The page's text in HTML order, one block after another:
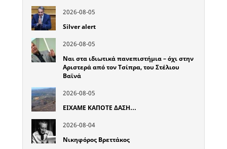
2026-08-05
Silver alert
2026-08-05
Ναι στα ιδιωτικά πανεπιστήμια – όχι στην
Αριστερά από τον Τσίπρα, του Στέλιου
Βαϊνά
2026-08-05
ΕΙΧΑΜΕ ΚΑΠΟΤΕ ΔΑΣΗ…
2026-08-04
Νικηφόρος Βρεττάκος